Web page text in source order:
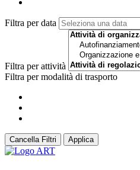
Filtra per data
Filtra per attività
Filtra per modalità di trasporto
Cancella Filtri Applica